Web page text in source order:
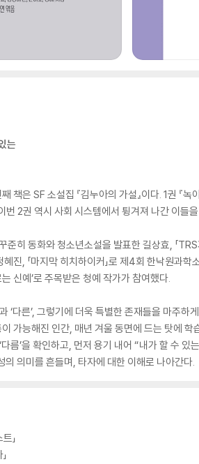
는
책은 SF 소설집 『김누아의 가설』이다. 1권
번 2권 역시 사회 시스템에서 튕겨져 나간 이들
준히 동화와 청소년소설을 발표한 길상효, 「
진, 「마지막 히치하이커」로 제4회 한낙원과
신예’로 주목받은 청예 작가가 참여했다.
‘다른’, 그렇기에 더욱 특별한 존재들을 마주
가능해진 인간, 매년 겨울 동면에 드는 탓에
름’을 확인하고, 먼저 용기 내어 “내가 할 수
의 의미를 흔들며, 타자에 대한 이해로 나아간다.
」